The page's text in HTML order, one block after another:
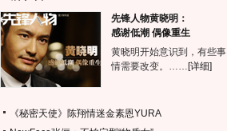
先锋人物黄晓明：
感谢低潮 偶像重生
黄晓明开始意识到，有些事
情需要改变。…… [详细]
《秘密天使》陈翔情迷金素恩YURA